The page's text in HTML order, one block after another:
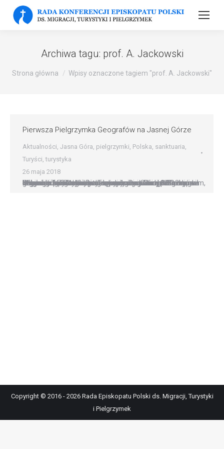
Archiwa tagu: prof. A. Jackowski
Strona główna Wpisy oznaczone tagiem "prof. A. Jackowski"
Pierwsza Pielgrzymka Geografów na Jasnej Górze
Aktualności, Jasna Góra, pielgrzymki, Polska, sanktuaria,
Turyści,turystyka
26 maja 2018
O sensie pielgrzymowania wpisanym w człowieczeństwo i o tym, że Jasna Góra jest miejscem, gdzie geografia ziemi ustępuje geografii ducha. mówił do geografów zgromadzonych na Jasnej Górze bp Krzysztof Zadarko, przewodniczący Rady KEP ds. Migracji, Turystyki i Pielgrzymek. Pierwsza pielgrzymka tego środowiska była dziękczynieniem za 100 ?lecie działalności Polskiego Towarzystwa Geograficznego. W homilii bp Zadarko…
Copyright © 2016 - 2026 Rada Episkopatu Polski ds. Migracji, Turystyki
i Pielgrzymek